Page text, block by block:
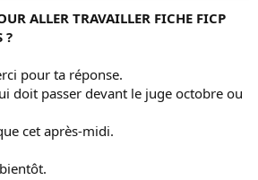
ALLER TRAVAILLER FICHE FICP
?
pour ta réponse.
doit passer devant le juge octobre ou
cet après-midi.